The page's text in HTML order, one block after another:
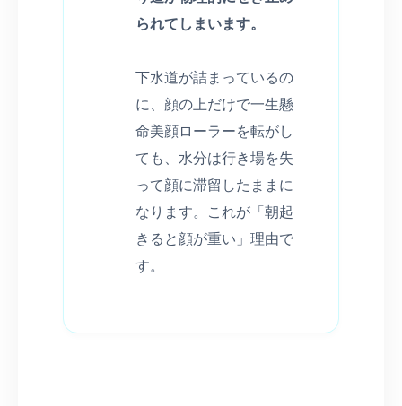
られてしまいます。
下水道が詰まっているの
に、顔の上だけで一生懸
命美顔ローラーを転がし
ても、水分は行き場を失
って顔に滞留したままに
なります。これが「朝起
きると顔が重い」理由で
す。